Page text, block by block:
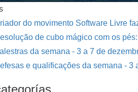
do movimento Software Livre
de cubo mágico com os
da semana - 3 a 7 de
e qualificações da semana - 3